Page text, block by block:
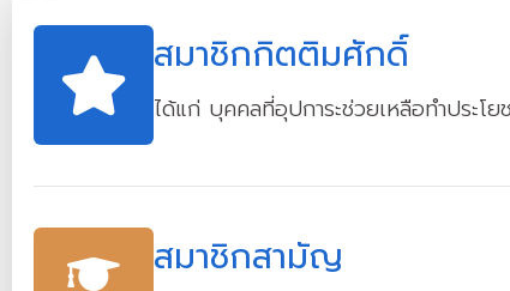
สมาชิกกิตติมศักดิ์
ได้แก่ บุคคลที่อุปการะช่วยเหลือทำประ
สมาชิกสามัญ